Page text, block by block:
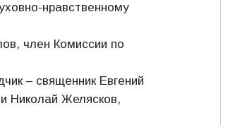
нравственному
член Комиссии по
– священник Евгений
Николай Желясков,